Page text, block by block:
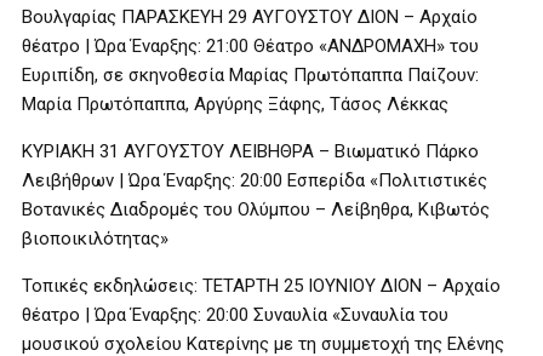
Βουλγαρίας ΠΑΡΑΣΚΕΥΗ 29 ΑΥΓΟΥΣΤΟΥ ΔΙΟΝ – Αρχαίο
θέατρο | Ώρα Έναρξης: 21:00 Θέατρο «ΑΝΔΡΟΜΑΧΗ» του
Ευριπίδη, σε σκηνοθεσία Μαρίας Πρωτόπαππα Παίζουν:
Μαρία Πρωτόπαππα, Αργύρης Ξάφης, Τάσος Λέκκας
ΚΥΡΙΑΚΗ 31 ΑΥΓΟΥΣΤΟΥ ΛΕΙΒΗΘΡΑ – Βιωματικό Πάρκο
Λειβήθρων | Ώρα Έναρξης: 20:00 Εσπερίδα «Πολιτιστικές
Βοτανικές Διαδρομές του Ολύμπου – Λείβηθρα, Κιβωτός
βιοποικιλότητας»
Τοπικές εκδηλώσεις: ΤΕΤΑΡΤΗ 25 ΙΟΥΝΙΟΥ ΔΙΟΝ – Αρχαίο
θέατρο | Ώρα Έναρξης: 20:00 Συναυλία «Συναυλία του
μουσικού σχολείου Κατερίνης με τη συμμετοχή της Ελένης